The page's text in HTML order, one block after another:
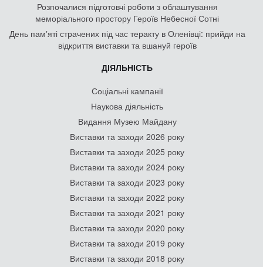
Розпочалися підготовчі роботи з облаштування
меморіального простору Героїв Небесної Сотні
День памʼяті страчених під час теракту в Оленівці: прийди на
відкриття виставки та вшануй героїв
ДІЯЛЬНІСТЬ
Соціальні кампанії
Наукова діяльність
Видання Музею Майдану
Виставки та заходи 2026 року
Виставки та заходи 2025 року
Виставки та заходи 2024 року
Виставки та заходи 2023 року
Виставки та заходи 2022 року
Виставки та заходи 2021 року
Виставки та заходи 2020 року
Виставки та заходи 2019 року
Виставки та заходи 2018 року